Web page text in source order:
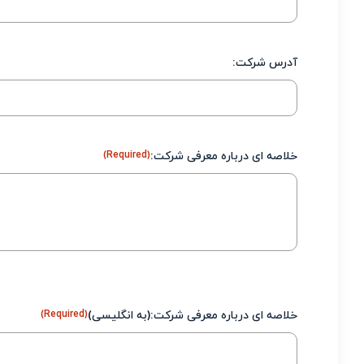
آدرس شرکت:
خلاصه ای درباره معرفی شرکت:(Required)
خلاصه ای درباره معرفی شرکت:(به انگلیسی)(Required)